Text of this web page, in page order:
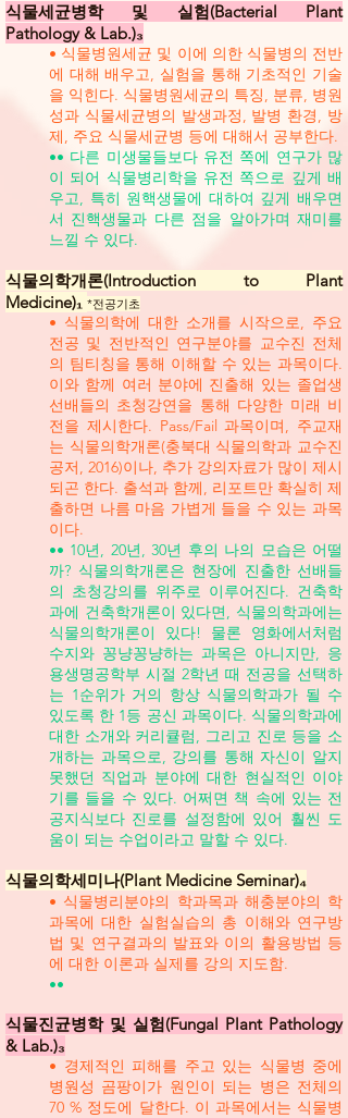
식물세균병학 및 실험(Bacterial Plant
Pathology & Lab.)₃
• 식물병원세균 및 이에 의한 식물병의 전반
에 대해 배우고, 실험을 통해 기초적인 기술
을 익힌다. 식물병원세균의 특징, 분류, 병원
성과 식물세균병의 발생과정, 발병 환경, 방
제, 주요 식물세균병 등에 대해서 공부한다.
•• 다른 미생물들보다 유전 쪽에 연구가 많
이 되어 식물병리학을 유전 쪽으로 깊게 배
우고, 특히 원핵생물에 대하여 깊게 배우면
서 진핵생물과 다른 점을 알아가며 재미를
느낄 수 있다.
식물의학개론(Introduction to Plant
Medicine)₁ *전공기초
• 식물의학에 대한 소개를 시작으로, 주요
전공 및 전반적인 연구분야를 교수진 전체
의 팀티칭을 통해 이해할 수 있는 과목이다.
이와 함께 여러 분야에 진출해 있는 졸업생
선배들의 초청강연을 통해 다양한 미래 비
전을 제시한다. Pass/Fail 과목이며, 주교재
는 식물의학개론(충북대 식물의학과 교수진
공저, 2016)이나, 추가 강의자료가 많이 제시
되곤 한다. 출석과 함께, 리포트만 확실히 제
출하면 나름 마음 가볍게 들을 수 있는 과목
이다.
•• 10년, 20년, 30년 후의 나의 모습은 어떨
까? 식물의학개론은 현장에 진출한 선배들
의 초청강의를 위주로 이루어진다. 건축학
과에 건축학개론이 있다면, 식물의학과에는
식물의학개론이 있다! 물론 영화에서처럼
수지와 꽁냥꽁냥하는 과목은 아니지만, 응
용생명공학부 시절 2학년 때 전공을 선택하
는 1순위가 거의 항상 식물의학과가 될 수
있도록 한 1등 공신 과목이다. 식물의학과에
대한 소개와 커리큘럼, 그리고 진로 등을 소
개하는 과목으로, 강의를 통해 자신이 알지
못했던 직업과 분야에 대한 현실적인 이야
기를 들을 수 있다. 어쩌면 책 속에 있는 전
공지식보다 진로를 설정함에 있어 훨씬 도
움이 되는 수업이라고 말할 수 있다.
식물의학세미나(Plant Medicine Seminar)₄
• 식물병리분야의 학과목과 해충분야의 학
과목에 대한 실험실습의 총 이해와 연구방
법 및 연구결과의 발표와 이의 활용방법 등
에 대한 이론과 실제를 강의 지도함.
••
식물진균병학 및 실험(Fungal Plant Pathology
& Lab.)₃
• 경제적인 피해를 주고 있는 식물병 중에
병원성 곰팡이가 원인이 되는 병은 전체의
70 % 정도에 달한다. 이 과목에서는 식물병